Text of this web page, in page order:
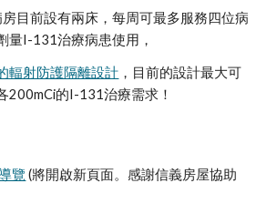
目前設有兩床，每周可最多服務四位病
量I-131治療病患使用，
輻射防護隔離設計 ，目前的設計最大可
200mCi的I-131治療需求！
覽 (將開啟新頁面。感謝信義房屋協助